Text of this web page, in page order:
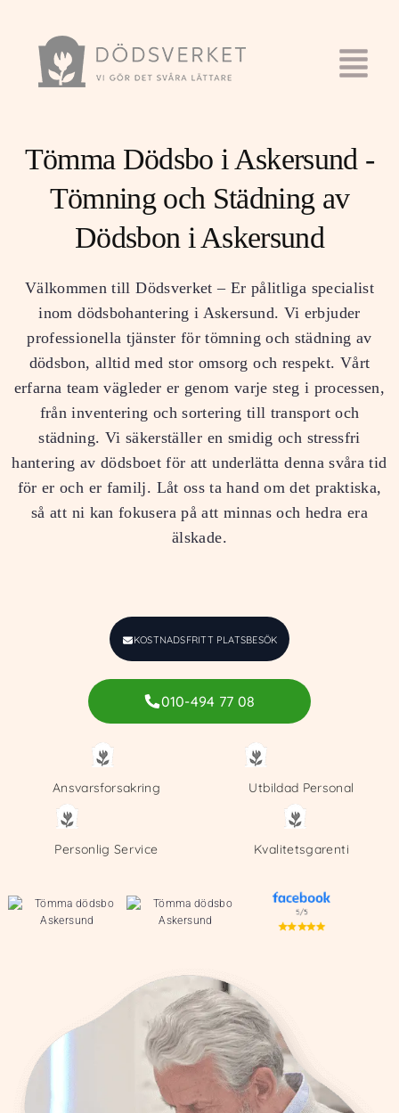
Tömma Dödsbo i Askersund -
Tömning och Städning av
Dödsbon i Askersund
Välkommen till Dödsverket – Er pålitliga specialist
inom dödsbohantering i Askersund. Vi erbjuder
professionella tjänster för tömning och städning av
dödsbon, alltid med stor omsorg och respekt. Vårt
erfarna team vägleder er genom varje steg i processen,
från inventering och sortering till transport och
städning. Vi säkerställer en smidig och stressfri
hantering av dödsboet för att underlätta denna svåra tid
för er och er familj. Låt oss ta hand om det praktiska,
så att ni kan fokusera på att minnas och hedra era
älskade.
KOSTNADSFRITT PLATSBESÖK
010-494 77 08
Ansvarsforsakring Utbildad Personal
Personlig Service Kvalitetsgarenti